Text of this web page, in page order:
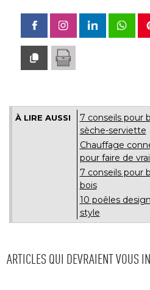
À LIRE AUSSI
7 conseils pour
sèche-serviette
Chauffage
pour faire de
7 conseils pour
bois
10 poêles
style
ARTICLES QUI DEVRAIENT VOUS